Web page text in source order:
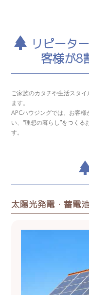
リピータ
客様が8
ご家族のカタチや生活スタ
ます。
APCハウジングでは、お客
い、“理想の暮らし”をつく
す。
太陽光発電・蓄電